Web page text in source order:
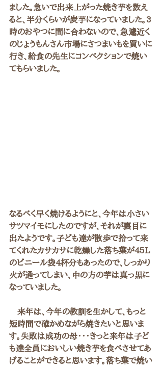
ました。急いで出来上がった焼き芋を数え
ると、半分くらいが炭芋になっていました。3
時のおやつに間に合わないので、急遽近く
のじょうもんさん市場にさつまいもを買いに
行き、給食の先生にコンベクションで焼い
てもらいました。
なるべく早く焼けるようにと、今年は小さい
サツマイモにしたのですが、それが裏目に
出たようです。子ども達が散歩で拾って来
てくれたカサカサに乾燥した落ち葉が45L
のビニール袋4杯分もあったので、しっかり
火が通ってしまい、中の方の芋は真っ黒に
なっていました。
来年は、今年の教訓を生かして、もっと
短時間で確かめながら焼きたいと思いま
す。失敗は成功の母・・・きっと来年は子ど
も達全員においしい焼き芋を食べさせてあ
げることができると思います。落ち葉で焼い